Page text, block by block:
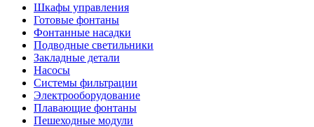
Шкафы управления
Готовые фонтаны
Фонтанные насадки
Подводные светильники
Закладные детали
Насосы
Системы фильтрации
Электрооборудование
Плавающие фонтаны
Пешеходные модули